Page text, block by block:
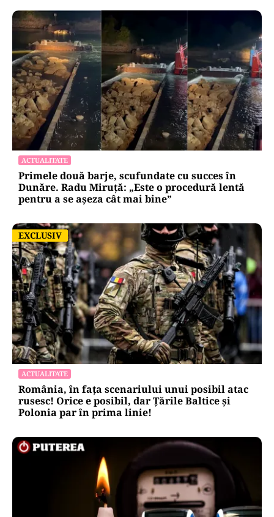
ACTUALITATE
Primele două barje, scufundate cu succes în
Dunăre. Radu Miruță: „Este o procedură lentă
pentru a se așeza cât mai bine”
EXCLUSIV
EXCLUSIV
ACTUALITATE
România, în fața scenariului unui posibil atac
rusesc! Orice e posibil, dar Țările Baltice și
Polonia par în prima linie!